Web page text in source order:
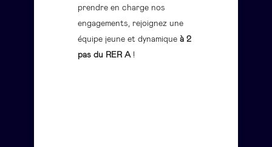
prendre en charge nos
engagements, rejoignez une
équipe jeune et dynamique à 2
pas du RER A!